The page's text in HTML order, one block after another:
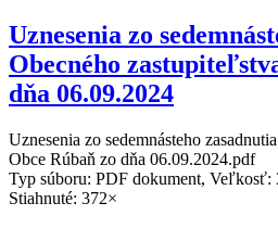
Uznesenia zo
Obecného
dňa 06.09.2024
Uznesenia zo sedemnásteho
Obce Rúbaň zo dňa 06.09.2024.pdf
Typ súboru: PDF dokument, Veľkosť:
Stiahnuté: 372×